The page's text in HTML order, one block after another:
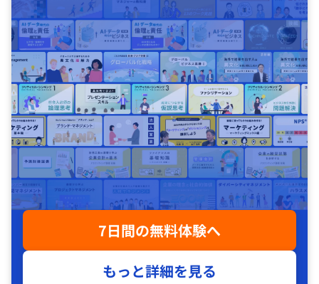
7日間の無料体験へ
もっと詳細を見る